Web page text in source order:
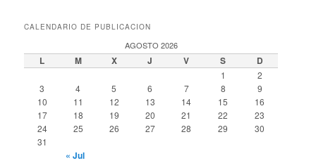
CALENDARIO DE PUBLICACION
AGOSTO 2026
L M X J V S D
1
2
3
4 5 6 7 8
9
10
11 12 13 14 15
16
17
18 19 20 21 22
23
24
25 26 27 28 29
30
31
« Jul